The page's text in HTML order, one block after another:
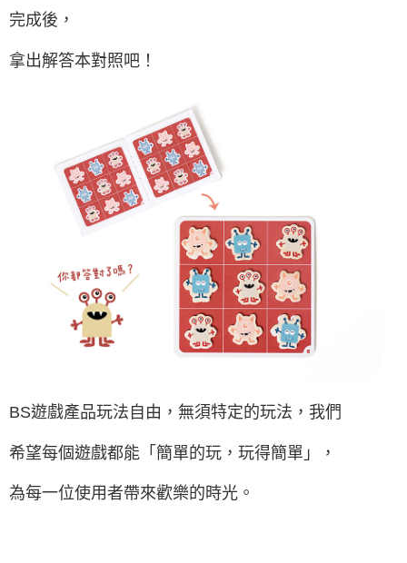
完成後，
拿出解答本對照吧！
BS遊戲產品玩法自由，無須特定的玩法，我們
希望每個遊戲都能「簡單的玩，玩得簡單」，
為每一位使用者帶來歡樂的時光。